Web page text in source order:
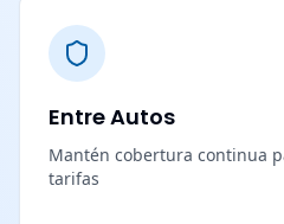
Entre Autos
Mantén cobertura continua
tarifas